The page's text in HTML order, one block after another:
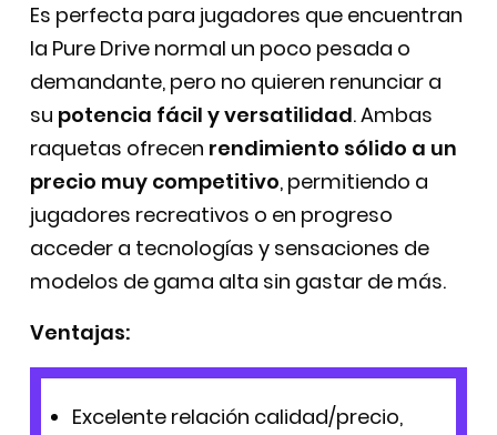
Es perfecta para jugadores que encuentran
la Pure Drive normal un poco pesada o
demandante, pero no quieren renunciar a
su potencia fácil y versatilidad. Ambas
raquetas ofrecen rendimiento sólido a un
precio muy competitivo, permitiendo a
jugadores recreativos o en progreso
acceder a tecnologías y sensaciones de
modelos de gama alta sin gastar de más.
Ventajas:
Excelente relación calidad/precio,